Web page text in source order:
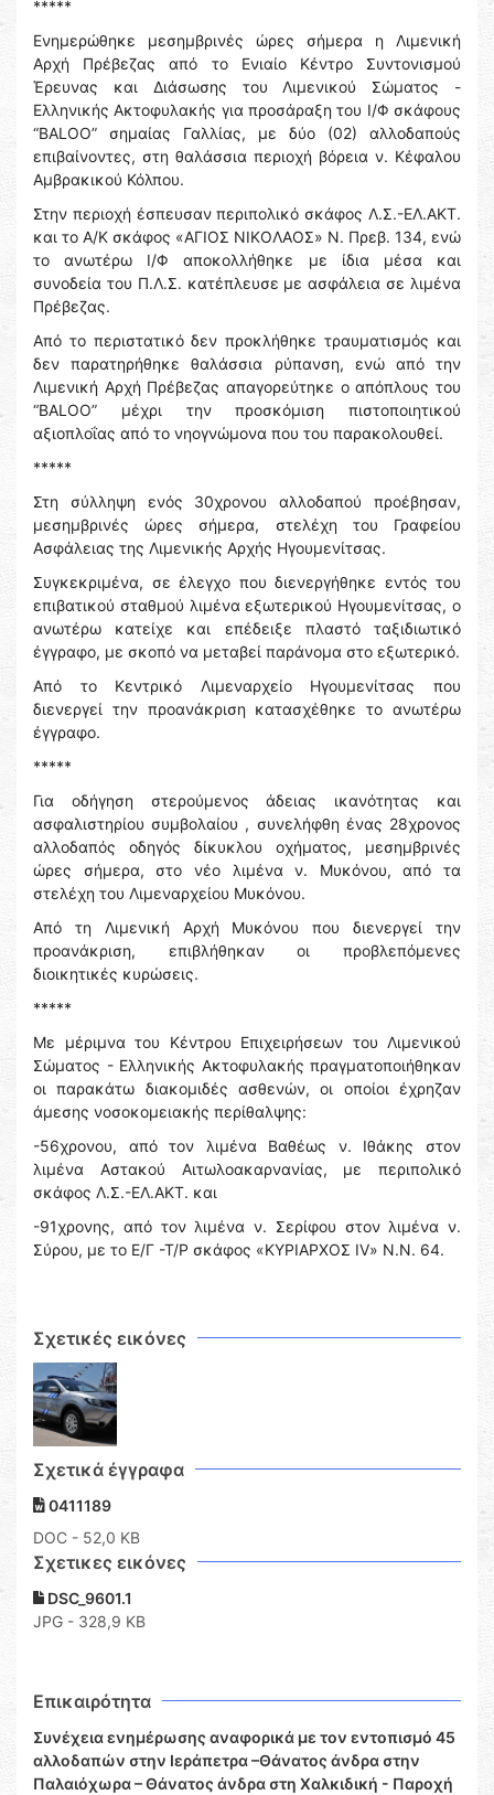
*****
Ενημερώθηκε μεσημβρινές ώρες σήμερα η Λιμενική
Αρχή Πρέβεζας από το Ενιαίο Κέντρο Συντονισμού
Έρευνας και Διάσωσης του Λιμενικού Σώματος -
Ελληνικής Ακτοφυλακής για προσάραξη του Ι/Φ σκάφους
“BALOO” σημαίας Γαλλίας, με δύο (02) αλλοδαπούς
επιβαίνοντες, στη θαλάσσια περιοχή βόρεια ν. Κέφαλου
Αμβρακικού Κόλπου.
Στην περιοχή έσπευσαν περιπολικό σκάφος Λ.Σ.-ΕΛ.ΑΚΤ.
και το Α/Κ σκάφος «ΑΓΙΟΣ ΝΙΚΟΛΑΟΣ» Ν. Πρεβ. 134, ενώ
το ανωτέρω Ι/Φ αποκολλήθηκε με ίδια μέσα και
συνοδεία του Π.Λ.Σ. κατέπλευσε με ασφάλεια σε λιμένα
Πρέβεζας.
Από το περιστατικό δεν προκλήθηκε τραυματισμός και
δεν παρατηρήθηκε θαλάσσια ρύπανση, ενώ από την
Λιμενική Αρχή Πρέβεζας απαγορεύτηκε ο απόπλους του
“BALOO” μέχρι την προσκόμιση πιστοποιητικού
αξιοπλοΐας από το νηογνώμονα που του παρακολουθεί.
*****
Στη σύλληψη ενός 30χρονου αλλοδαπού προέβησαν,
μεσημβρινές ώρες σήμερα, στελέχη του Γραφείου
Ασφάλειας της Λιμενικής Αρχής Ηγουμενίτσας.
Συγκεκριμένα, σε έλεγχο που διενεργήθηκε εντός του
επιβατικού σταθμού λιμένα εξωτερικού Ηγουμενίτσας, ο
ανωτέρω κατείχε και επέδειξε πλαστό ταξιδιωτικό
έγγραφο, με σκοπό να μεταβεί παράνομα στο εξωτερικό.
Από το Κεντρικό Λιμεναρχείο Ηγουμενίτσας που
διενεργεί την προανάκριση κατασχέθηκε το ανωτέρω
έγγραφο.
*****
Για οδήγηση στερούμενος άδειας ικανότητας και
ασφαλιστηρίου συμβολαίου , συνελήφθη ένας 28χρονος
αλλοδαπός οδηγός δίκυκλου οχήματος, μεσημβρινές
ώρες σήμερα, στο νέο λιμένα ν. Μυκόνου, από τα
στελέχη του Λιμεναρχείου Μυκόνου.
Από τη Λιμενική Αρχή Μυκόνου που διενεργεί την
προανάκριση, επιβλήθηκαν οι προβλεπόμενες
διοικητικές κυρώσεις.
*****
Με μέριμνα του Κέντρου Επιχειρήσεων του Λιμενικού
Σώματος - Ελληνικής Ακτοφυλακής πραγματοποιήθηκαν
οι παρακάτω διακομιδές ασθενών, οι οποίοι έχρηζαν
άμεσης νοσοκομειακής περίθαλψης:
-56χρονου, από τον λιμένα Βαθέως ν. Ιθάκης στον
λιμένα Αστακού Αιτωλοακαρνανίας, με περιπολικό
σκάφος Λ.Σ.-ΕΛ.ΑΚΤ. και
-91χρονης, από τον λιμένα ν. Σερίφου στον λιμένα ν.
Σύρου, με το Ε/Γ -Τ/Ρ σκάφος «ΚΥΡΙΑΡΧΟΣ IV» N.N. 64.
Σχετικές εικόνες
Σχετικά έγγραφα
0411189
DOC - 52,0 KB
Σχετικες εικόνες
DSC_9601.1
JPG - 328,9 KB
Επικαιρότητα
Συνέχεια ενημέρωσης αναφορικά με τον εντοπισμό 45
αλλοδαπών στην Ιεράπετρα –Θάνατος άνδρα στην
Παλαιόχωρα – Θάνατος άνδρα στη Χαλκιδική - Παροχή